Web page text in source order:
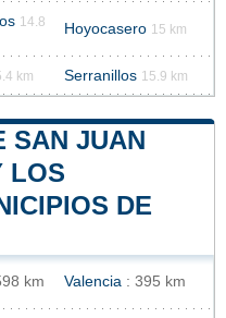
14.8
Hoyocasero 15 km
km Serranillos 15.9 km
SAN JUAN
LOS
DE
km Valencia : 395 km